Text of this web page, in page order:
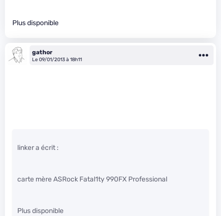
Plus disponible
gathor
Le 09/01/2013 à 18h11
linker a écrit :
carte mère ASRock Fatal1ty 990FX Professional
Plus disponible